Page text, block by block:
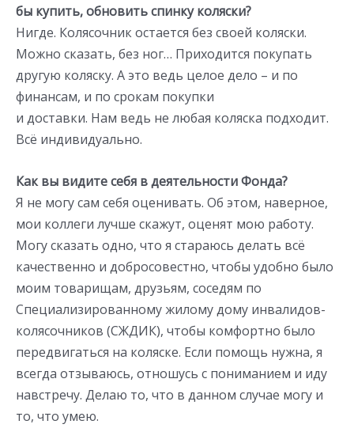
бы купить, обновить спинку коляски?
Нигде. Колясочник остается без своей коляски.
Можно сказать, без ног… Приходится покупать
другую коляску. А это ведь целое дело – и по
финансам, и по срокам покупки
и доставки. Нам ведь не любая коляска подходит.
Всё индивидуально.
Как вы видите себя в деятельности Фонда?
Я не могу сам себя оценивать. Об этом, наверное,
мои коллеги лучше скажут, оценят мою работу.
Могу сказать одно, что я стараюсь делать всё
качественно и добросовестно, чтобы удобно было
моим товарищам, друзьям, соседям по
Специализированному жилому дому инвалидов-
колясочников (СЖДИК), чтобы комфортно было
передвигаться на коляске. Если помощь нужна, я
всегда отзываюсь, отношусь с пониманием и иду
навстречу. Делаю то, что в данном случае могу и
то, что умею.